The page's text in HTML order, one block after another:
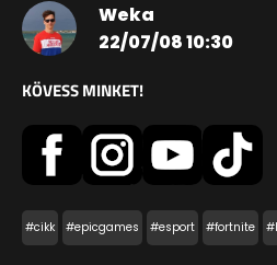
Weka
22/07/08 10:30
KÖVESS MINKET!
#cikk #epicgames #esport #fortnite